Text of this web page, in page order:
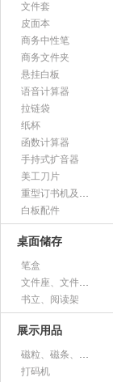
文件套
皮面本
商务中性笔
商务文件夹
悬挂白板
语音计算器
拉链袋
纸杯
函数计算器
手持式扩音器
美工刀片
重型订书机及其它
白板配件
桌面储存
笔盒
文件座、文件架、文件框
书立、阅读架
展示用品
磁粒、磁条、磁片
打码机